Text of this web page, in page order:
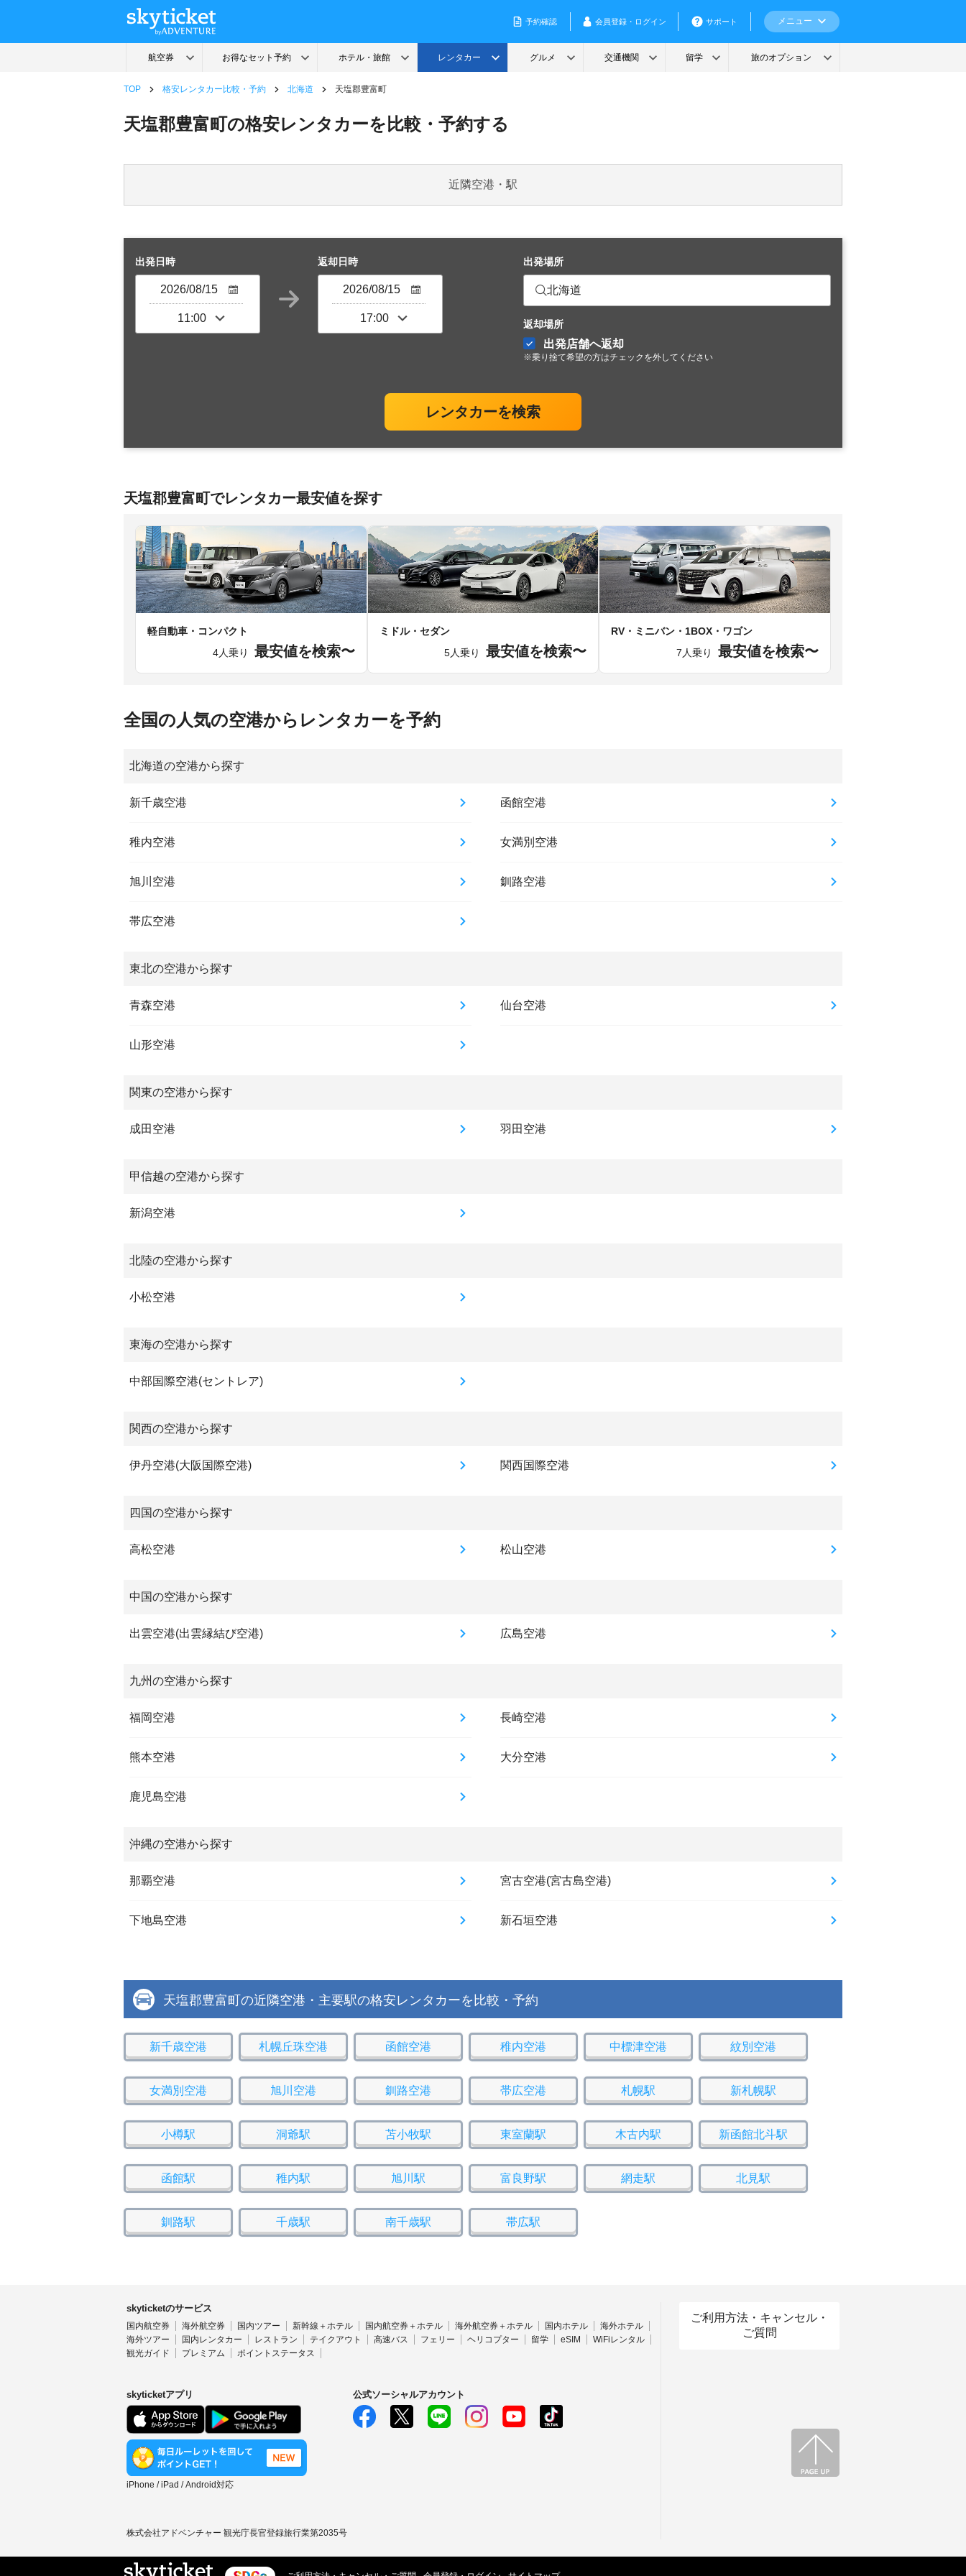
TOP 格安レンタカー比較・予約 北海道 天塩郡豊富町
天塩郡豊富町の格安レンタカーを比較・予約する
近隣空港・駅
出発日時 返却日時 出発場所
北海道
返却場所
出発店舗へ返却
※乗り捨て希望の方はチェックを外してください
レンタカーを検索
天塩郡豊富町でレンタカー最安値を探す
軽自動車・コンパクト
4人乗り
最安値を検索〜
ミドル・セダン
5人乗り
最安値を検索〜
RV・ミニバン・1BOX・ワゴン
7人乗り
最安値を検索〜
全国の人気の空港からレンタカーを予約
北海道の空港から探す
新千歳空港 函館空港
稚内空港 女満別空港
旭川空港 釧路空港
帯広空港
東北の空港から探す
青森空港 仙台空港
山形空港
関東の空港から探す
成田空港 羽田空港
甲信越の空港から探す
新潟空港
北陸の空港から探す
小松空港
東海の空港から探す
中部国際空港(セントレア)
関西の空港から探す
伊丹空港(大阪国際空港) 関西国際空港
四国の空港から探す
高松空港 松山空港
中国の空港から探す
出雲空港(出雲縁結び空港) 広島空港
九州の空港から探す
福岡空港 長崎空港
熊本空港 大分空港
鹿児島空港
沖縄の空港から探す
那覇空港 宮古空港(宮古島空港)
下地島空港 新石垣空港
天塩郡豊富町の近隣空港・主要駅の格安レンタカーを比較・予約
新千歳空港 札幌丘珠空港 函館空港 稚内空港 中標津空港 紋別空港
女満別空港 旭川空港 釧路空港 帯広空港 札幌駅 新札幌駅
小樽駅 洞爺駅 苫小牧駅 東室蘭駅 木古内駅 新函館北斗駅
函館駅 稚内駅 旭川駅 富良野駅 網走駅 北見駅
釧路駅 千歳駅 南千歳駅 帯広駅